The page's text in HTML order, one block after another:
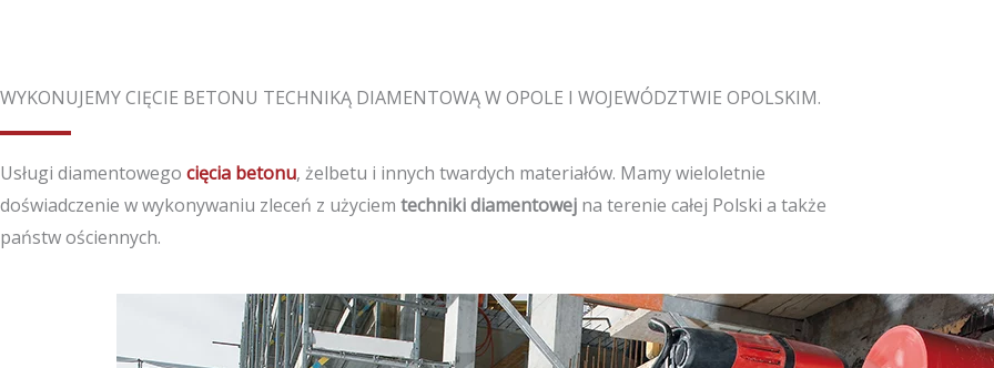
WYKONUJEMY CIĘCIE BETONU TECHNIKĄ DIAMENTOWĄ W OPOLE I WOJEWÓDZTWIE OPOLSKIM.
Usługi diamentowego cięcia betonu, żelbetu i innych twardych materiałów. Mamy wieloletnie
doświadczenie w wykonywaniu zleceń z użyciem techniki diamentowej na terenie całej Polski a także
państw ościennych.